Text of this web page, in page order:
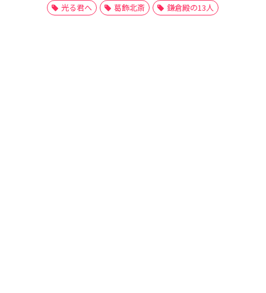
光る君へ
葛飾北斎 鎌倉殿の13人